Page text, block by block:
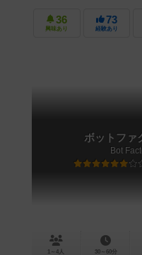
36
興味あり
73
経験あり
ボットファ
Bot
1～4人 30～60分